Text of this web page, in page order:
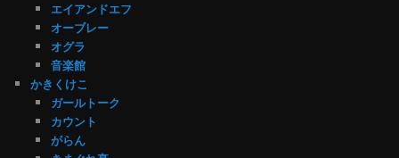
エイアンドエフ
オーブレー
オグラ
音楽館
かきくけこ
ガールトーク
カウント
がらん